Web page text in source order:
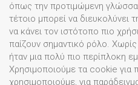
όπως την προτιμώμενη γλώσσα
τέτοιο μπορεί να διευκολύνει
να κάνει τον ιστότοπο πιο
παίζουν σημαντικό ρόλο.
ήταν μια πολύ πιο περίπλοκη
Χρησιμοποιούμε τα cookie για
χρησιμοποιούμε, για